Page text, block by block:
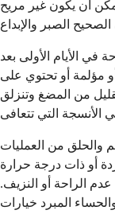
أن يكون غير مريح
في الأيام الأولى بعد
مؤلمة أو تحتوي على
من المضغ وتنزلق
والحلق من العمليات
أو ذات درجة حرارة
الراحة أو النزيف.
المبرد خيارات